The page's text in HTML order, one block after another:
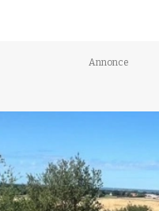
Annonce